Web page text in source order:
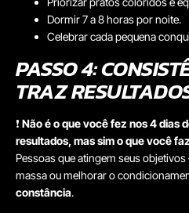
Dormir 7 a 8 horas por noite.
Celebrar cada pequena
PASSO 4:
TRAZ
❗ Não é o que você fez nos 4 dias
resultados, mas sim o que você
Pessoas que atingem seus
massa ou melhorar o
constância.